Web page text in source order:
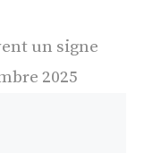
un signe
2025